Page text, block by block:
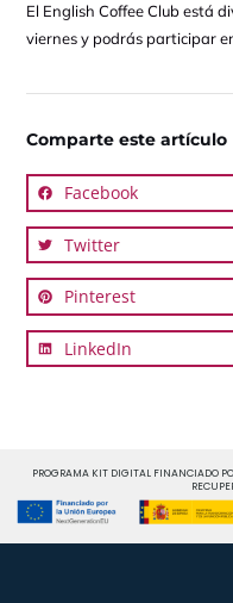
El English Coffee Club está
viernes y podrás participar
Comparte este artículo
Facebook
Twitter
Pinterest
LinkedIn
PROGRAMA KIT DIGITAL FINANCIADO